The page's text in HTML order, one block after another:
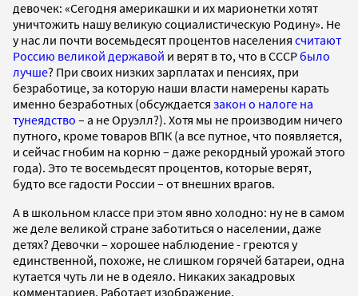
девочек: «Сегодня америкашки и их марионетки хотят
уничтожить нашу великую социалистическую Родину». Не
у нас ли почти восемьдесят процентов населения считают
Россию великой державой и верят в то, что в СССРбыло
лучше? При своих низких зарплатах и пенсиях, при
безработице, за которую наши власти намерены карать
именно безработных (обсуждается закон о налоге на
тунеядство – а не Оруэлл?). Хотя мы не производим ничего
путного, кроме товаров ВПК (а все путное, что появляется,
и сейчас гнобим на корню – даже рекордный урожай этого
года). Это те восемьдесят процентов, которые верят,
будто все гадости России – от внешних врагов.
А в школьном классе при этом явно холодно: ну не в самом
же деле великой стране заботиться о населении, даже
детях? Девочки – хорошее наблюдение - греются у
единственной, похоже, не слишком горячей батареи, одна
кутается чуть ли не в одеяло. Никаких закадровых
комментариев. Работает изображение.